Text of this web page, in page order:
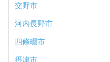
交野市
河内長野市
四條畷市
摂津市